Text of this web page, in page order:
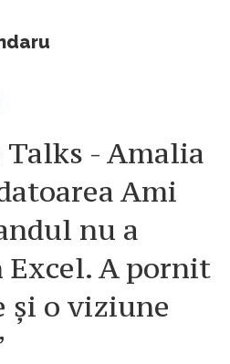
Talks - Amalia
Ami
nu a
A pornit
și o viziune